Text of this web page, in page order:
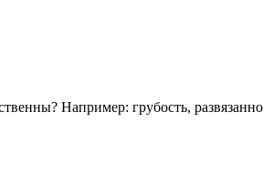
Например: грубость,